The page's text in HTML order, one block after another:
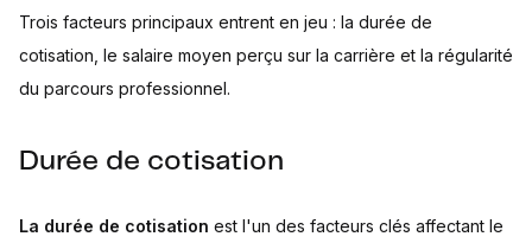
Trois facteurs principaux entrent en jeu : la durée de
cotisation, le salaire moyen perçu sur la carrière et la régularité
du parcours professionnel.
Durée de cotisation
La durée de cotisation est l'un des facteurs clés affectant le